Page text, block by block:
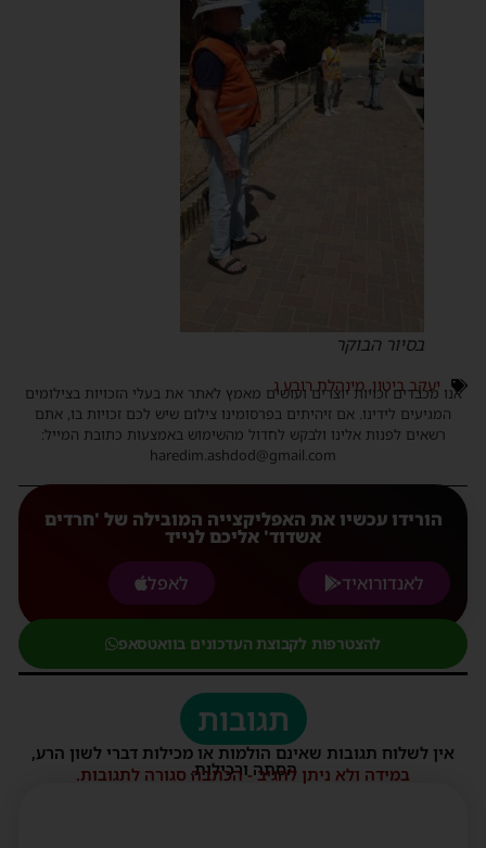
בסיור הבוקר
יעקב ביטון,מינהלת רובע ג
אנו מכבדים זכויות יוצרים ועושים מאמץ לאתר את בעלי הזכויות בצילומים
המגיעים לידינו. אם זיהיתים בפרסומינו צילום שיש לכם זכויות בו, אתם
רשאים לפנות אלינו ולבקש לחדול מהשימוש באמצעות כתובת המייל:
haredim.ashdod@gmail.com
הורידו עכשיו את האפליקצייה המובילה של 'חרדים
אשדוד' אליכם לנייד
לאנדורואיד
לאפל
להצטרפות לקבוצת העדכונים בוואטסאפ
תגובות
אין לשלוח תגובות שאינם הולמות או מכילות דברי לשון הרע,
הסתה ורכילות.
במידה ולא ניתן להגיב - הכתבה סגורה לתגובות.